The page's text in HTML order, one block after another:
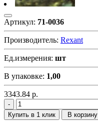
Артикул: 71-0036
Производитель: Rexant
Ед.измерения: шт
В упаковке: 1,00
3343.84 р.
Купить в 1 клик В корзину